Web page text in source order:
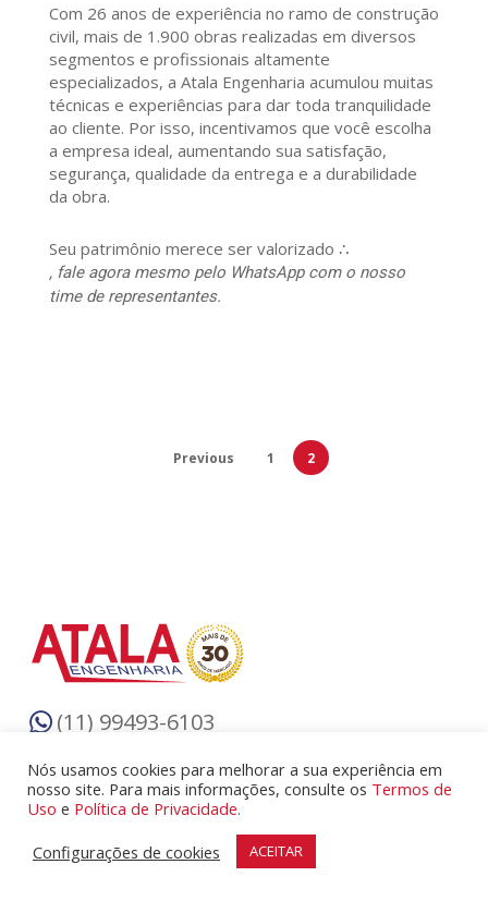
Com 26 anos de experiência no ramo de construção
civil, mais de 1.900 obras realizadas em diversos
segmentos e profissionais altamente
especializados, a Atala Engenharia acumulou muitas
técnicas e experiências para dar toda tranquilidade
ao cliente. Por isso, incentivamos que você escolha
a empresa ideal, aumentando sua satisfação,
segurança, qualidade da entrega e a durabilidade
da obra.
Seu patrimônio merece ser valorizado ∴
, fale agora mesmo pelo WhatsApp com o nosso
time de representantes.
Previous 1 2
(11) 99493-6103
(11) 3256-8628
Solicitação de Orçamento
Nós usamos cookies para melhorar a sua experiência em
nosso site. Para mais informações, consulte os Termos de
Uso e Política de Privacidade.
Configurações de cookies
ACEITAR